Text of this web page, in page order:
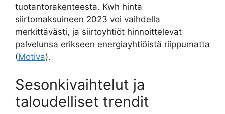
tuotantorakenteesta. Kwh hinta
siirtomaksuineen 2023 voi vaihdella
merkittävästi, ja siirtoyhtiöt hinnoittelevat
palvelunsa erikseen energiayhtiöistä riippumatta
(Motiva).
Sesonkivaihtelut ja
taloudelliset trendit